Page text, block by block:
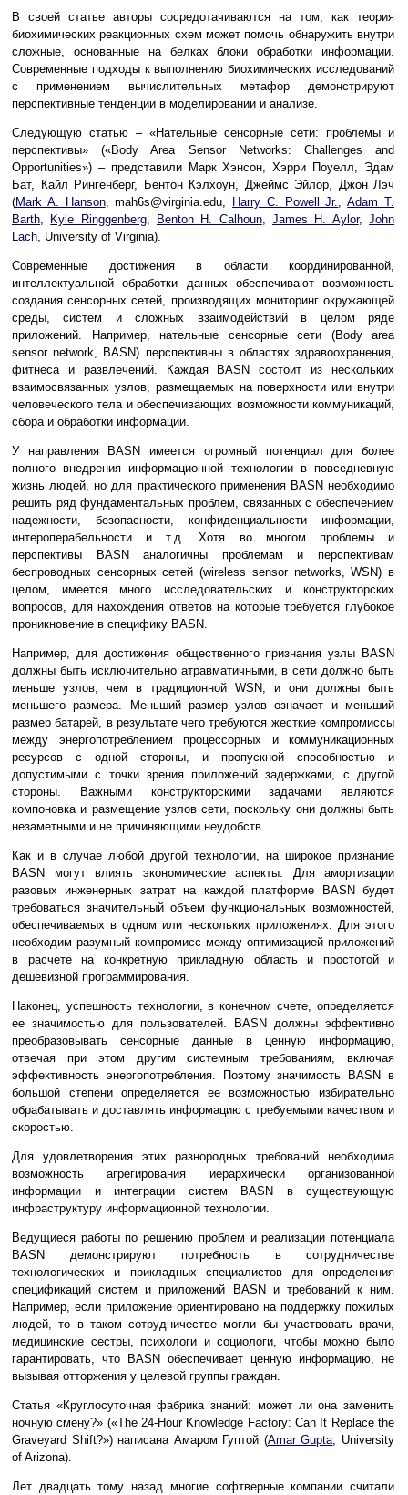
В своей статье авторы сосредотачиваются на том, как теория
биохимических реакционных схем может помочь обнаружить внутри
сложные, основанные на белках блоки обработки информации.
Современные подходы к выполнению биохимических исследований
с применением вычислительных метафор демонстрируют
перспективные тенденции в моделировании и анализе.
Следующую статью – «Нательные сенсорные сети: проблемы и
перспективы» («Body Area Sensor Networks: Challenges and
Opportunities») – представили Марк Хэнсон, Хэрри Поуелл, Эдам
Бат, Кайл Рингенберг, Бентон Кэлхоун, Джеймс Эйлор, Джон Лэч
(Mark A. Hanson, mah6s@virginia.edu, Harry C. Powell Jr.,Adam T.
Barth, Kyle Ringgenberg, Benton H. Calhoun,James H. Aylor,John
Lach, University of Virginia).
Современные достижения в области координированной,
интеллектуальной обработки данных обеспечивают возможность
создания сенсорных сетей, производящих мониторинг окружающей
среды, систем и сложных взаимодействий в целом ряде
приложений. Например, нательные сенсорные сети (Body area
sensor network, BASN) перспективны в областях здравоохранения,
фитнеса и развлечений. Каждая BASN состоит из нескольких
взаимосвязанных узлов, размещаемых на поверхности или внутри
человеческого тела и обеспечивающих возможности коммуникаций,
сбора и обработки информации.
У направления BASN имеется огромный потенциал для более
полного внедрения информационной технологии в повседневную
жизнь людей, но для практического применения BASN необходимо
решить ряд фундаментальных проблем, связанных с обеспечением
надежности, безопасности, конфиденциальности информации,
интероперабельности и т.д. Хотя во многом проблемы и
перспективы BASN аналогичны проблемам и перспективам
беспроводных сенсорных сетей (wireless sensor networks, WSN) в
целом, имеется много исследовательских и конструкторских
вопросов, для нахождения ответов на которые требуется глубокое
проникновение в специфику BASN.
Например, для достижения общественного признания узлы BASN
должны быть исключительно атравматичными, в сети должно быть
меньше узлов, чем в традиционной WSN, и они должны быть
меньшего размера. Меньший размер узлов означает и меньший
размер батарей, в результате чего требуются жесткие компромиссы
между энергопотреблением процессорных и коммуникационных
ресурсов с одной стороны, и пропускной способностью и
допустимыми с точки зрения приложений задержками, с другой
стороны. Важными конструкторскими задачами являются
компоновка и размещение узлов сети, поскольку они должны быть
незаметными и не причиняющими неудобств.
Как и в случае любой другой технологии, на широкое признание
BASN могут влиять экономические аспекты. Для амортизации
разовых инженерных затрат на каждой платформе BASN будет
требоваться значительный объем функциональных возможностей,
обеспечиваемых в одном или нескольких приложениях. Для этого
необходим разумный компромисс между оптимизацией приложений
в расчете на конкретную прикладную область и простотой и
дешевизной программирования.
Наконец, успешность технологии, в конечном счете, определяется
ее значимостью для пользователей. BASN должны эффективно
преобразовывать сенсорные данные в ценную информацию,
отвечая при этом другим системным требованиям, включая
эффективность энергопотребления. Поэтому значимость BASN в
большой степени определяется ее возможностью избирательно
обрабатывать и доставлять информацию с требуемыми качеством и
скоростью.
Для удовлетворения этих разнородных требований необходима
возможность агрегирования иерархически организованной
информации и интеграции систем BASN в существующую
инфраструктуру информационной технологии.
Ведущиеся работы по решению проблем и реализации потенциала
BASN демонстрируют потребность в сотрудничестве
технологических и прикладных специалистов для определения
спецификаций систем и приложений BASN и требований к ним.
Например, если приложение ориентировано на поддержку пожилых
людей, то в таком сотрудничестве могли бы участвовать врачи,
медицинские сестры, психологи и социологи, чтобы можно было
гарантировать, что BASN обеспечивает ценную информацию, не
вызывая отторжения у целевой группы граждан.
Статья «Круглосуточная фабрика знаний: может ли она заменить
ночную смену?» («The 24-Hour Knowledge Factory: Can It Replace the
Graveyard Shift?») написана Амаром Гуптой (Amar Gupta, University
of Arizona).
Лет двадцать тому назад многие софтверные компании считали